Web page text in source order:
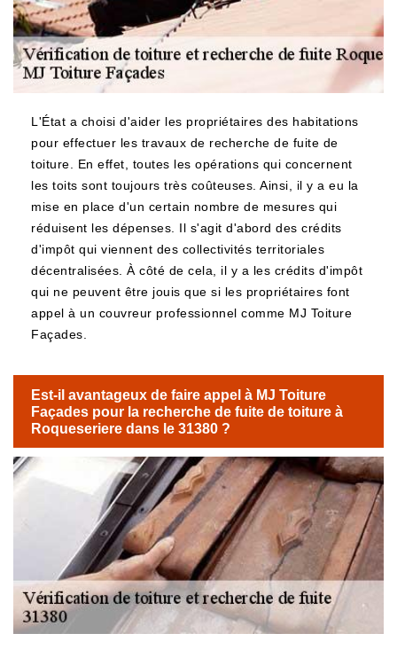
L'État a choisi d'aider les propriétaires des habitations
pour effectuer les travaux de recherche de fuite de
toiture. En effet, toutes les opérations qui concernent
les toits sont toujours très coûteuses. Ainsi, il y a eu la
mise en place d'un certain nombre de mesures qui
réduisent les dépenses. Il s'agit d'abord des crédits
d'impôt qui viennent des collectivités territoriales
décentralisées. À côté de cela, il y a les crédits d'impôt
qui ne peuvent être jouis que si les propriétaires font
appel à un couvreur professionnel comme MJ Toiture
Façades.
Est-il avantageux de faire appel à MJ Toiture
Façades pour la recherche de fuite de toiture à
Roqueseriere dans le 31380 ?